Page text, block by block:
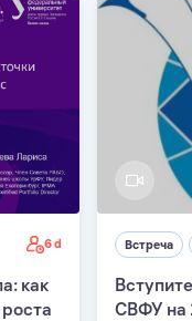
6 d
как
Встреча
СВФУ на